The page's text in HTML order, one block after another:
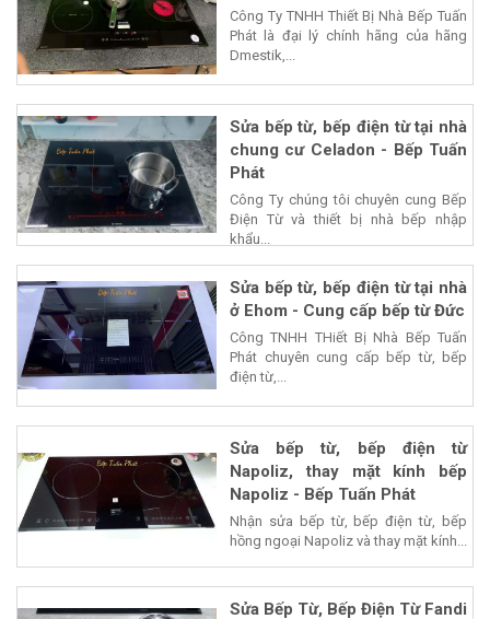
Công Ty TNHH Thiết Bị Nhà Bếp Tuấn
Phát là đại lý chính hãng của hãng
Dmestik,...
Sửa bếp từ, bếp điện từ tại nhà
chung cư Celadon - Bếp Tuấn
Phát
Công Ty chúng tôi chuyên cung Bếp
Điện Từ và thiết bị nhà bếp nhập
khẩu...
Sửa bếp từ, bếp điện từ tại nhà
ở Ehom - Cung cấp bếp từ Đức
Công TNHH THiết Bị Nhà Bếp Tuấn
Phát chuyên cung cấp bếp từ, bếp
điện từ,...
Sửa bếp từ, bếp điện từ
Napoliz, thay mặt kính bếp
Napoliz - Bếp Tuấn Phát
Nhận sửa bếp từ, bếp điện từ, bếp
hồng ngoại Napoliz và thay mặt kính...
Sửa Bếp Từ, Bếp Điện Từ Fandi